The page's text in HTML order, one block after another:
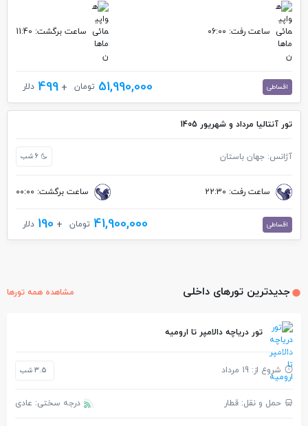
ساعت رفت: 06:00 ساعت برگشت: 11:40
اقساطی 51,990,000 تومان 499 دلار
تور آنتالیا مرداد و شهریور 1405
آژانس: جهان باستان 6 شب
ساعت رفت: 22:30 ساعت برگشت: 00:00
اقساطی 41,900,000 تومان 190 دلار
جدیدترین تورهای داخلی مشاهده همه تورها
تور دریاچه دالامپر تا ارومیه
شروع از: 19 مرداد 3.5 شب
حمل و نقل: قطار درجه سختی: عادی